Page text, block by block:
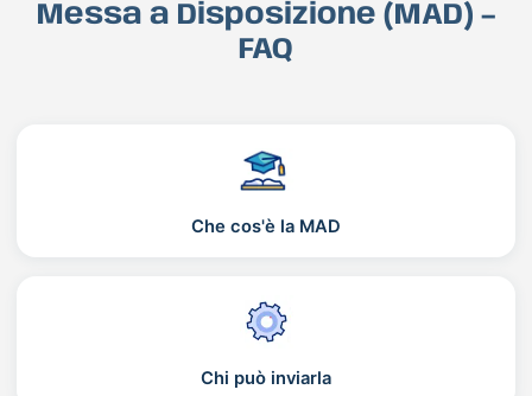
Messa a Disposizione (MAD) –
FAQ
Che cos'è la MAD
Chi può inviarla